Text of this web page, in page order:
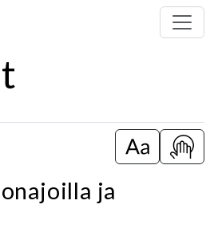
Vaihda isot
ja